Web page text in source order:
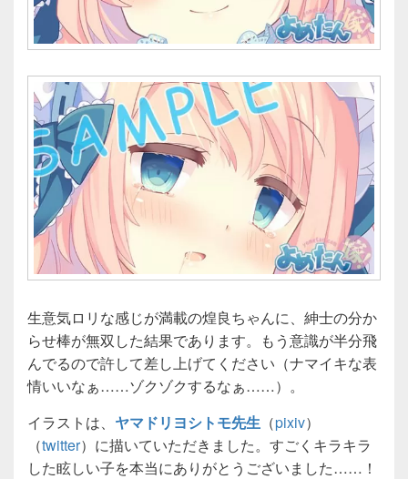
生意気ロリな感じが満載の煌良ちゃんに、紳士の分か
らせ棒が無双した結果であります。もう意識が半分飛
んでるので許して差し上げてください（ナマイキな表
情いいなぁ……ゾクゾクするなぁ……）。
イラストは、 ヤマドリヨシトモ先生 （pixiv）
（twitter）に描いていただきました。すごくキラキラ
した眩しい子を本当にありがとうございました……！